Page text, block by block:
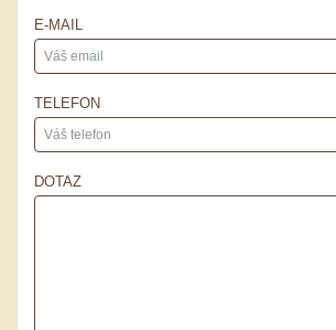
E-MAIL
TELEFON
DOTAZ